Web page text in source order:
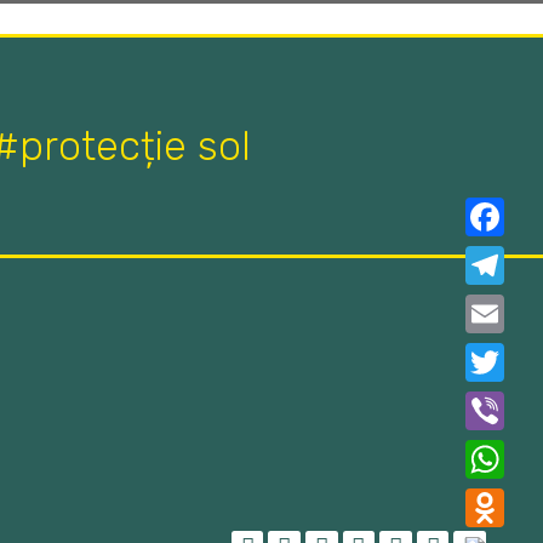
sol
Telegram
Email
Twitter
Viber